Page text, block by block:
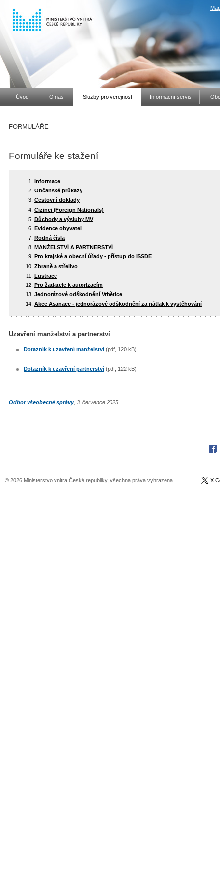
Úvod O nás Služby pro veřejnost Informační servis
FORMULÁŘE
Formuláře ke stažení
Informace
Občanské průkazy
Cestovní doklady
Cizinci (Foreign Nationals)
Důchody a výsluhy MV
Evidence obyvatel
Rodná čísla
MANŽELSTVÍ A PARTNERSTVÍ
Pro krajské a obecní úřady - přístup do ISSDE
Zbraně a střelivo
Lustrace
Pro žadatele k autorizacím
Jednorázové odškodnění Vrbětice
Akce Asanace - jednorázové odškodnění za nátlak k vystěhování
Uzavření manželství a partnerství
Dotazník k uzavření manželství (pdf, 120 kB)
Dotazník k uzavření partnerství (pdf, 122 kB)
Odbor všeobecné správy, 3. července 2025
© 2026 Ministerstvo vnitra České republiky, všechna práva vyhrazena X